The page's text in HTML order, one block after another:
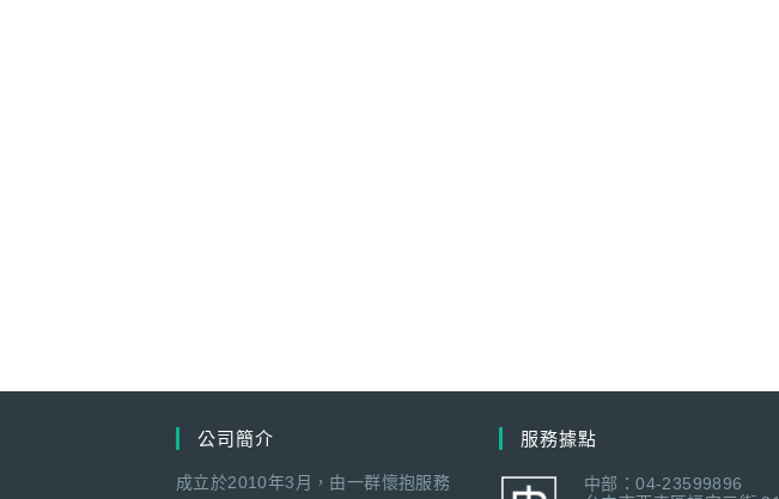
公司簡介
成立於2010年3月，由一群懷抱服務
服務據點
中部：04-23599896